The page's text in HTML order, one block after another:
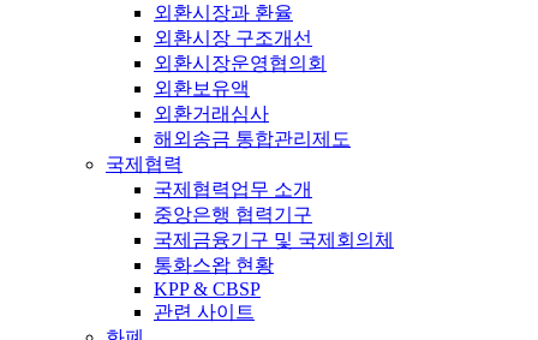
외환시장과 환율
외환시장 구조개선
외환시장운영협의회
외환보유액
외환거래심사
해외송금 통합관리제도
국제협력
국제협력업무 소개
중앙은행 협력기구
국제금융기구 및 국제회의체
통화스왑 현황
KPP & CBSP
관련 사이트